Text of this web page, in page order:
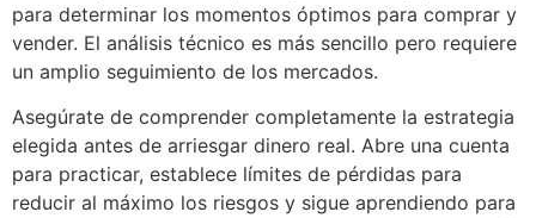
para determinar los momentos óptimos para comprar y
vender. El análisis técnico es más sencillo pero requiere
un amplio seguimiento de los mercados.
Asegúrate de comprender completamente la estrategia
elegida antes de arriesgar dinero real. Abre una cuenta
para practicar, establece límites de pérdidas para
reducir al máximo los riesgos y sigue aprendiendo para